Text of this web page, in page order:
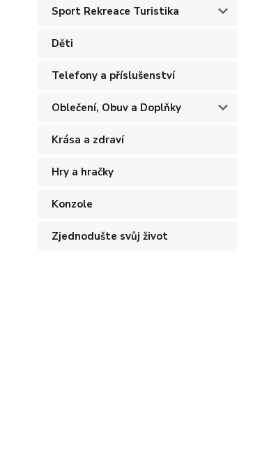
Sport Rekreace Turistika
Děti
Telefony a příslušenství
Oblečení, Obuv a Doplňky
Krása a zdraví
Hry a hračky
Konzole
Zjednodušte svůj život